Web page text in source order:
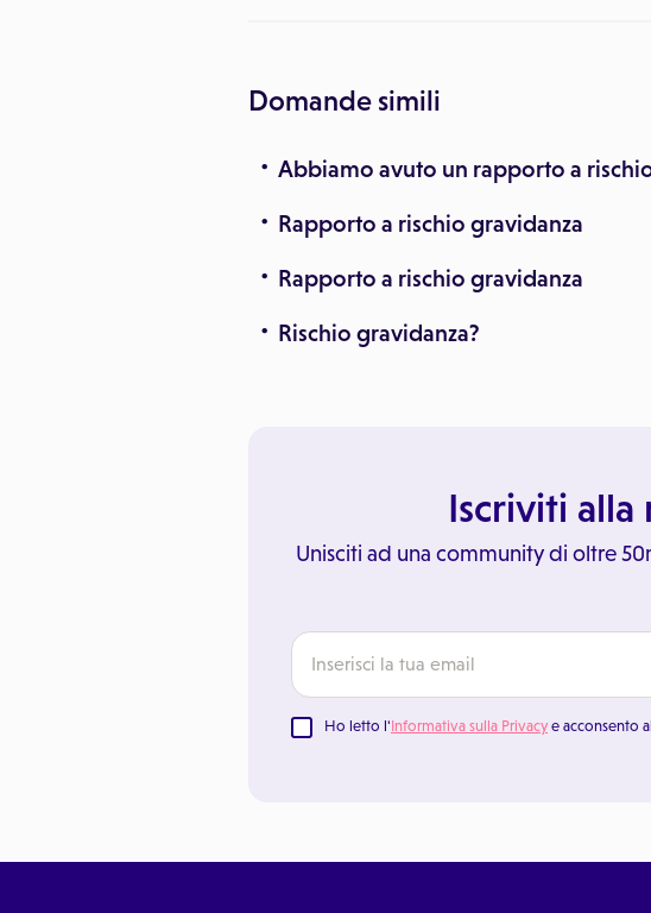
Domande simili
Abbiamo avuto un rapporto a
Rapporto a rischio gravidanza
Rapporto a rischio gravidanza
Rischio gravidanza?
Iscriviti
Unisciti ad una community di oltre
Ho letto l'Informativa sulla Privacy e acconsento